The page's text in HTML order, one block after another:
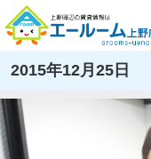
2015年12月25日